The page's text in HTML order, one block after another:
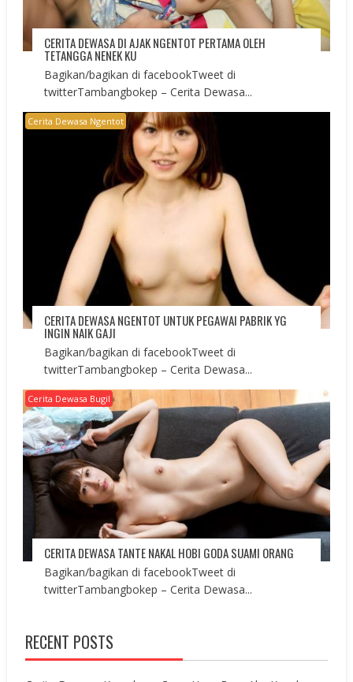
CERITA DEWASA DI AJAK NGENTOT PERTAMA OLEH
TETANGGA NENEK KU
Bagikan/bagikan di facebookTweet di
twitterTambangbokep – Cerita Dewasa...
Cerita Dewasa Ngentot
CERITA DEWASA NGENTOT UNTUK PEGAWAI PABRIK YG
INGIN NAIK GAJI
Bagikan/bagikan di facebookTweet di
twitterTambangbokep – Cerita Dewasa...
Cerita Dewasa Bugil
CERITA DEWASA TANTE NAKAL HOBI GODA SUAMI ORANG
Bagikan/bagikan di facebookTweet di
twitterTambangbokep – Cerita Dewasa...
RECENT POSTS